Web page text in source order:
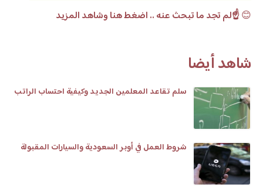
😊☝️لم تجد ما تبحث عنه .. اضغط هنا وشاهد المزيد
شاهد أيضا
سلم تقاعد المعلمين الجديد وكيفية احتساب الراتب
شروط العمل في أوبر السعودية والسيارات المقبولة